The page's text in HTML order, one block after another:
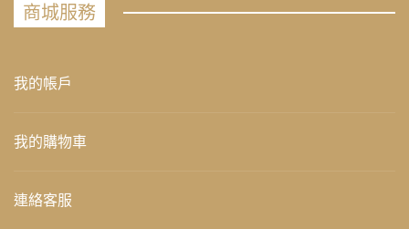
商城服務
我的帳戶
我的購物車
連絡客服